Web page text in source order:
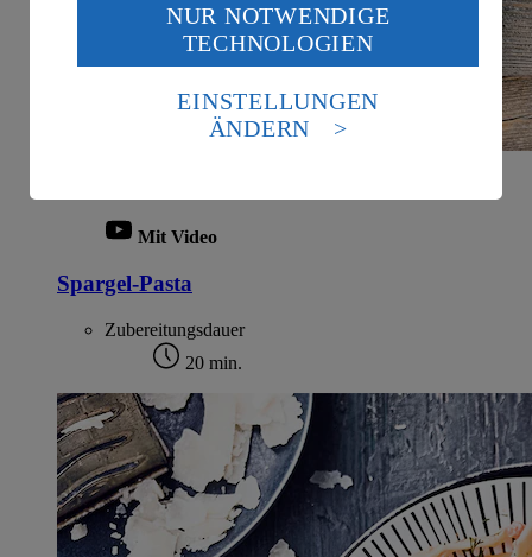
Mit Video
Spargel-Pasta
Zubereitungsdauer
20 min.
Wenn du auf „Aktivieren“ klickst, willigst du im Sinne
des Art. 49 Abs. 1 Satz 1 lit. a) DSGVO ein, dass deine
Daten in den USA verarbeitet werden. Der EuGH sieht
die USA als Land mit einem nach europäischen
Standards nicht angemessenen Datenschutzniveau an.
Es besteht das Risiko eines Zugriffs durch US-
Informationen zum Herausgeber der Seite findest du
Impressum
NUR NOTWENDIGE
TECHNOLOGIEN
EINSTELLUNGEN
ÄNDERN